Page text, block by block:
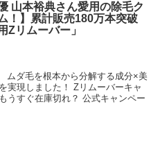
山本裕典さん愛用の除毛ク
！】累計販売180万本突破
Zリムーバー」
ムダ毛を根本から分解する成分×美
実現しました！ Zリムーバーキャ
うすぐ在庫切れ？ 公式キャンペー